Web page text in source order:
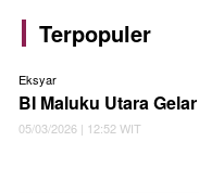
Terpopuler
Eksyar
BI Maluku Utara
05/03/2026 | 12:52 WIT